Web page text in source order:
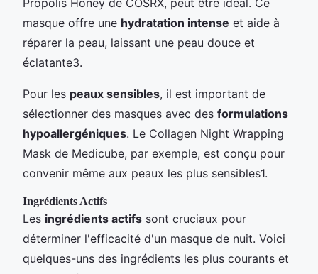
masque offre une hydratation intense et aide à
réparer la peau, laissant une peau douce et
éclatante3.
Pour les peaux sensibles, il est important de
sélectionner des masques avec des formulations
hypoallergéniques. Le Collagen Night Wrapping
Mask de Medicube, par exemple, est conçu pour
convenir même aux peaux les plus sensibles1.
Ingrédients Actifs
Les ingrédients actifs sont cruciaux pour
déterminer l'efficacité d'un masque de nuit. Voici
quelques-uns des ingrédients les plus courants et